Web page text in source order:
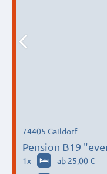
74405 Gaildorf
1x ab 25,00 €